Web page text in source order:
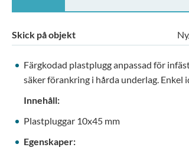
Skick på objekt
Färgkodad plastplugg anpassad för
säker förankring i hårda underlag.
Innehåll:
Plastpluggar 10x45 mm
Egenskaper: